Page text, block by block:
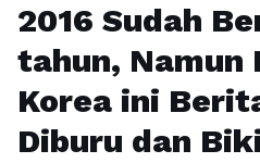
2016 Sudah
tahun, Namun
Korea ini
Diburu dan